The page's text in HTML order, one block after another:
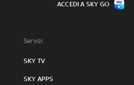
Servizi:
SKY TV
SKY APPS
ACCEDI A SKY GO